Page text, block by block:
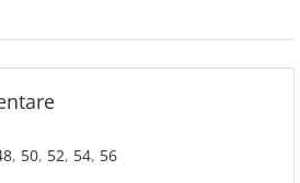
, 50, 52, 54, 56